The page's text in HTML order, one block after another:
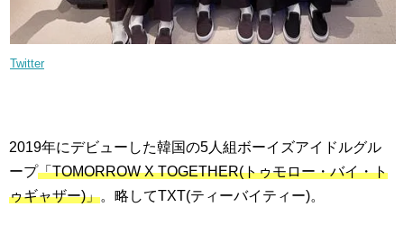
Twitter
2019年にデビューした韓国の5人組ボーイズアイドルグル
ープ「TOMORROW X TOGETHER(トゥモロー・バイ・ト
ゥギャザー)」。略してTXT(ティーバイティー)。